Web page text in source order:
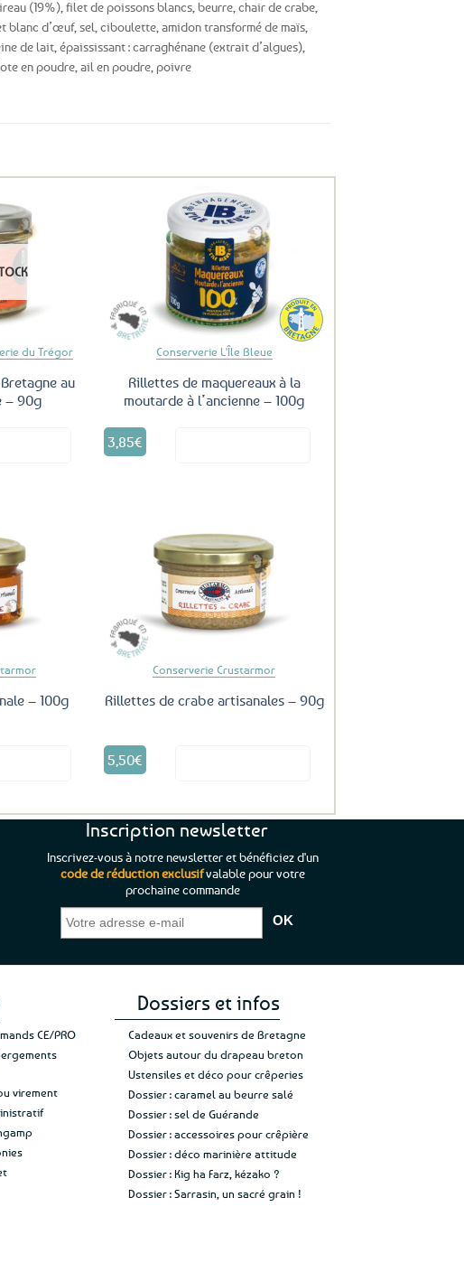
(19%), filet de poissons blancs, beurre, chair de crabe,
blanc d’œuf, sel, ciboulette, amidon transformé de maïs,
de lait, épaississant : carraghénane (extrait d’algues),
en poudre, ail en poudre, poivre
du Trégor
au
– 90g
Conserverie L'Île Bleue
Rillettes de maquereaux à la
moutarde à l’ancienne – 100g
3,85€
– 100g
Conserverie Crustarmor
Rillettes de crabe artisanales – 90g
5,50€
parce que je pouvais pas
en mettre 6 ;)
satisfaite de mon achat et
Ne changez rien”Jade C.
“C’est agréable et tout aussi rassurant
de constater qu’il n’y a pas de petite
commande, mais un client à satisfaire.”
Inscription newsletter
Inscrivez-vous à notre newsletter et bénéficiez d'un
code de réduction exclusifvalable pour votre
prochaine commande
CE/PRO
virement
Dossiers et infos
Cadeaux et souvenirs de Bretagne
Objets autour du drapeau breton
Ustensiles et déco pour crêperies
Dossier : caramel au beurre salé
Dossier : sel de Guérande
Dossier : accessoires pour crêpière
Dossier : déco marinière attitude
Dossier : Kig ha Farz, kézako ?
Dossier : Sarrasin, un sacré grain !